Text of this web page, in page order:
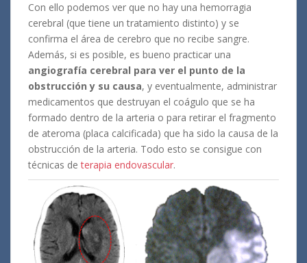
Con ello podemos ver que no hay una hemorragia
cerebral (que tiene un tratamiento distinto) y se
confirma el área de cerebro que no recibe sangre.
Además, si es posible, es bueno practicar una
angiografía cerebral para ver el punto de la
obstrucción y su causa, y eventualmente, administrar
medicamentos que destruyan el coágulo que se ha
formado dentro de la arteria o para retirar el fragmento
de ateroma (placa calcificada) que ha sido la causa de la
obstrucción de la arteria. Todo esto se consigue con
técnicas deterapia endovascular.